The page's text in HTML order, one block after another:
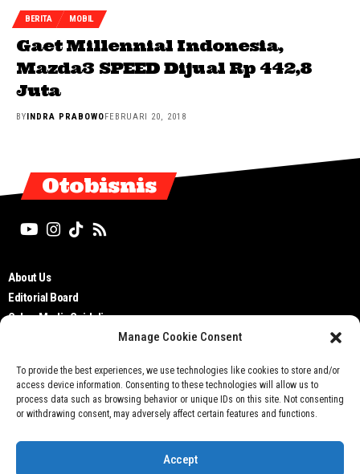
Manage Cookie Consent
To provide the best experiences, we use technologies like cookies to store and/or
access device information. Consenting to these technologies will allow us to
process data such as browsing behavior or unique IDs on this site. Not consenting
or withdrawing consent, may adversely affect certain features and functions.
Accept
BERITA MOBIL
Gaet Millennial Indonesia,
Mazda3 SPEED Dijual Rp 442,8
Juta
BYINDRA PRABOWOFEBRUARI 20, 2018
Otobisnis
About Us
Editorial Board
Cyber Media Guidelines
Privacy Policy
Contact Us